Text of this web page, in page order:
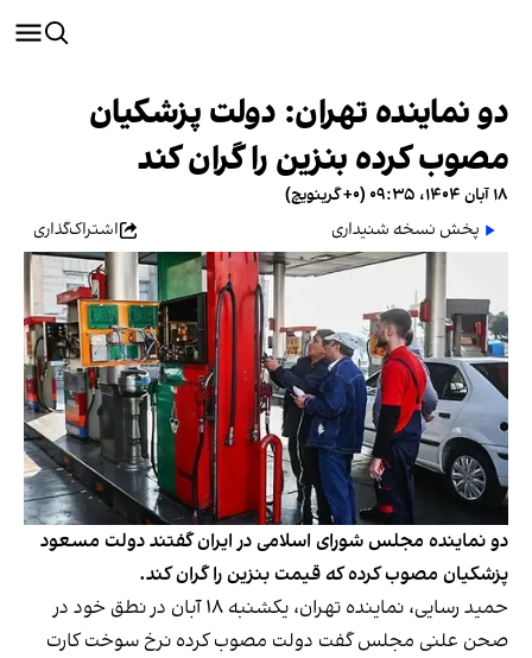
دو نماینده تهران: دولت پزشکیان
مصوب کرده بنزین را گران کند
۱۸ آبان ۱۴۰۴، ۰۹:۳۵ (‎+۰ گرینویچ)
پخش نسخه شنیداری
اشتراک‌گذاری
دو نماینده مجلس شورای اسلامی در ایران گفتند دولت مسعود
پزشکیان مصوب کرده که قیمت بنزین را گران کند.
حمید رسایی، نماینده تهران، یکشنبه ۱۸ آبان در نطق خود در
صحن علنی مجلس گفت دولت مصوب کرده نرخ سوخت کارت